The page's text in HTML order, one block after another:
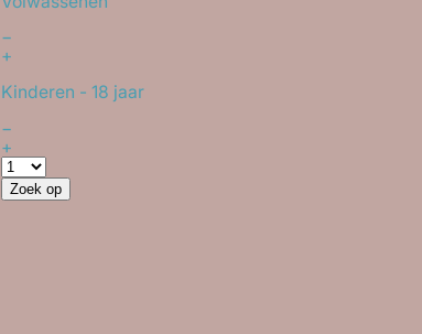
−
+
Kinderen - 18 jaar
−
+
Zoek op